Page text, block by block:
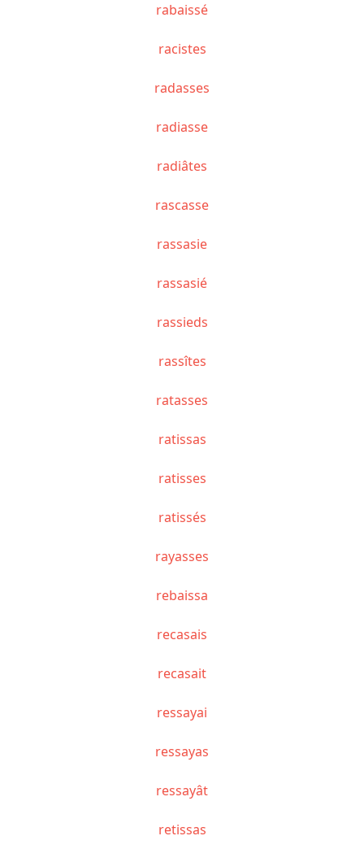
rabaissé
racistes
radasses
radiasse
radiâtes
rascasse
rassasie
rassasié
rassieds
rassîtes
ratasses
ratissas
ratisses
ratissés
rayasses
rebaissa
recasais
recasait
ressayai
ressayas
ressayât
retissas